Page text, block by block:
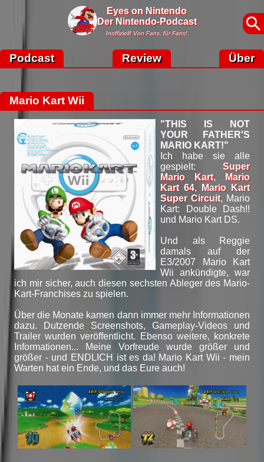
Eyes on Nintendo
Der Nintendo-Podcast
Inoffiziell! Von Fans, für Fans!
Podcast Review Über
Mario Kart Wii
"THIS IS NOT
YOUR FATHER'S
MARIO KART!"
Ich habe sie alle
gespielt: Super
Mario Kart,
Mario
Kart 64,
Mario Kart
Super Circuit, Mario
Kart: Double Dash!!
und Mario Kart DS.
Und als Reggie
damals auf der
E3/2007 Mario Kart
Wii ankündigte, war
ich mir sicher, auch diesen sechsten Ableger des Mario-
Kart-Franchises zu spielen.
Über die Monate kamen dann immer mehr Informationen
dazu. Dutzende Screenshots, Gameplay-Videos und
Trailer wurden veröffentlicht. Ebenso weitere, konkrete
Informationen... Meine Vorfreude wurde größer und
größer - und ENDLICH ist es da! Mario Kart Wii - mein
Warten hat ein Ende, und das Eure auch!